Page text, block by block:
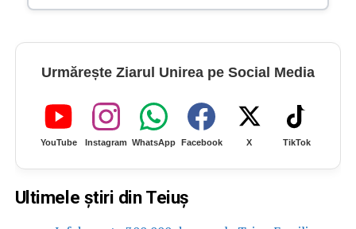
Urmărește Ziarul Unirea pe Social Media
YouTube Instagram WhatsApp Facebook X TikTok
Ultimele știri din Teiuș